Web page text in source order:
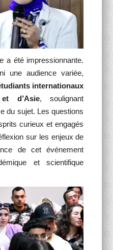
a été impressionnante.
une audience variée,
internationaux
d’Asie, soulignant
du sujet. Les questions
curieux et engagés
sur les enjeux de
de cet événement
et scientifique